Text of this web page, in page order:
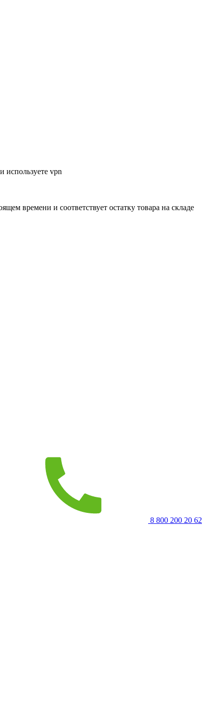
используете vpn
времени и соответствует остатку товара на складе
8 800 200 20 62